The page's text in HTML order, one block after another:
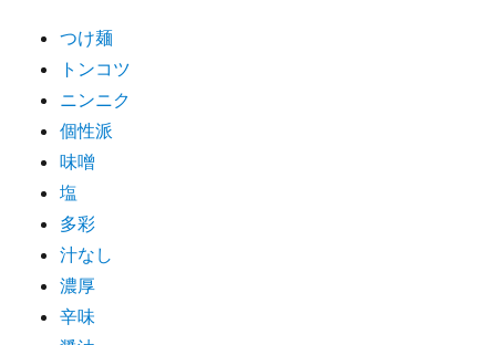
つけ麺
トンコツ
ニンニク
個性派
味噌
塩
多彩
汁なし
濃厚
辛味